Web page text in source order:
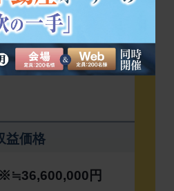
益－必要諸経費
等）
益価格
円